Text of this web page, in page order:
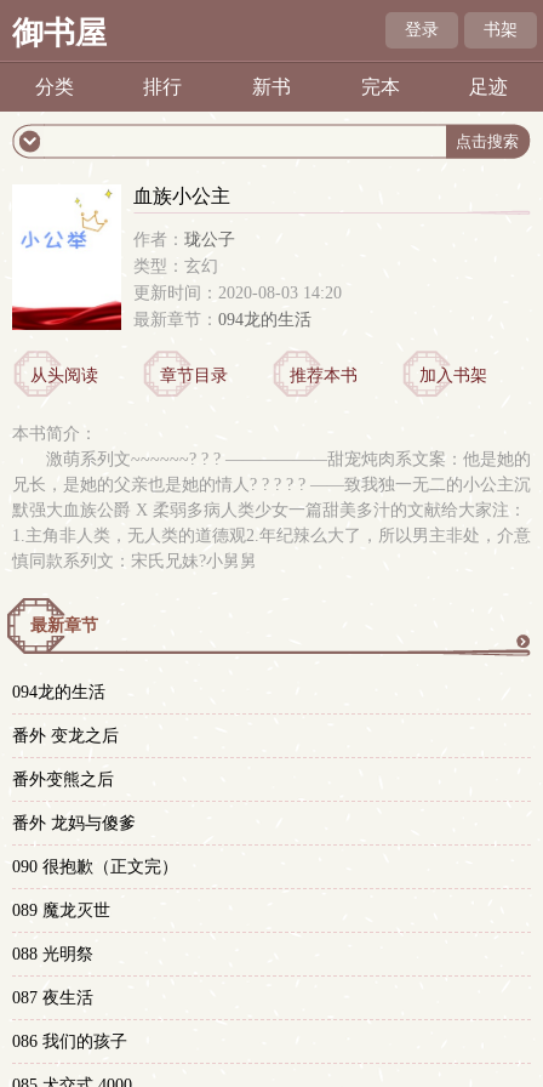
御书屋 登录 书架
分类 排行 新书 完本 足迹
血族小公主
作者： 珑公子
类型：玄幻
更新时间：2020-08-03 14:20
最新章节： 094龙的生活
从头阅读 章节目录 推荐本书 加入书架
本书简介：
激萌系列文~~~~~~? ? ? ——————甜宠炖肉系文案：他是她的
兄长，是她的父亲也是她的情人? ? ? ? ? ——致我独一无二的小公主沉
默强大血族公爵 X 柔弱多病人类少女一篇甜美多汁的文献给大家注：
1.主角非人类，无人类的道德观2.年纪辣么大了，所以男主非处，介意
慎同款系列文：宋氏兄妹?小舅舅
最新章节
094龙的生活
番外 变龙之后
番外变熊之后
番外 龙妈与傻爹
090 很抱歉（正文完）
089 魔龙灭世
088 光明祭
087 夜生活
086 我们的孩子